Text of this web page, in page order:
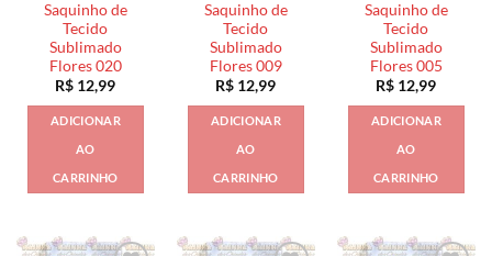
Saquinho de
Tecido
Sublimado
Flores 020
R$ 12,99
ADICIONAR
AO
CARRINHO
Saquinho de
Tecido
Sublimado
Flores 009
R$ 12,99
ADICIONAR
AO
CARRINHO
Saquinho de
Tecido
Sublimado
Flores 005
R$ 12,99
ADICIONAR
AO
CARRINHO